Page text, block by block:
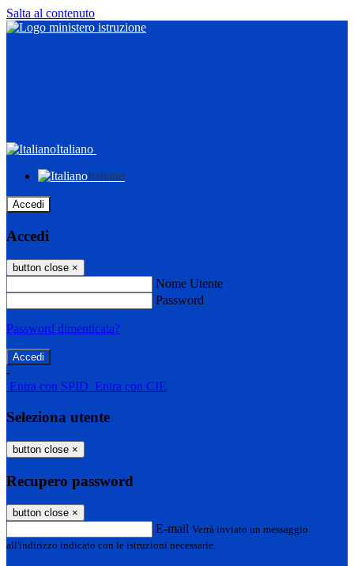
Salta al contenuto
Italiano
Italiano
Accedi
Accedi
button close ×
Nome Utente
Password
Password dimenticata?
-
Entra con SPID Entra con CIE
Seleziona utente
button close ×
Recupero password
button close ×
E-mail Verrà inviato un messaggio
all'indirizzo indicato con le istruzioni necessarie.